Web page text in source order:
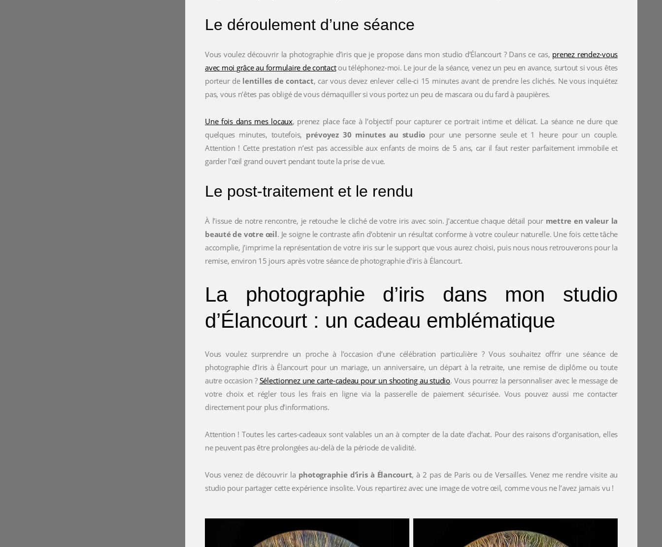
Le déroulement d’une séance
Vous voulez découvrir la photographie d’iris que je propose dans mon studio d’Élancourt ? Dans ce cas, prenez rendez-vous
avec moi grâce au formulaire de contactou téléphonez-moi. Le jour de la séance, venez un peu en avance, surtout si vous êtes
porteur de lentilles de contact, car vous devez enlever celle-ci 15 minutes avant de prendre les clichés. Ne vous inquiétez
pas, vous n’êtes pas obligé de vous démaquiller si vous portez un peu de mascara ou du fard à paupières.
Une fois dans mes locaux, prenez place face à l’objectif pour capturer ce portrait intime et délicat. La séance ne dure que
quelques minutes, toutefois, prévoyez 30 minutes au studio pour une personne seule et 1 heure pour un couple.
Attention ! Cette prestation n’est pas accessible aux enfants de moins de 5 ans, car il faut rester parfaitement immobile et
garder l’œil grand ouvert pendant toute la prise de vue.
Le post-traitement et le rendu
À l’issue de notre rencontre, je retouche le cliché de votre iris avec soin. J’accentue chaque détail pour mettre en valeur la
beauté de votre œil. Je soigne le contraste afin d’obtenir un résultat conforme à votre couleur naturelle. Une fois cette tâche
accomplie, j’imprime la représentation de votre iris sur le support que vous aurez choisi, puis nous nous retrouverons pour la
remise, environ 15 jours après votre séance de photographie d’iris à Élancourt.
La photographie d’iris dans mon studio
d’Élancourt : un cadeau emblématique
Vous voulez surprendre un proche à l’occasion d’une célébration particulière ? Vous souhaitez offrir une séance de
photographie d’Iris à Élancourt pour un mariage, un anniversaire, un départ à la retraite, une remise de diplôme ou toute
autre occasion ? Sélectionnez une carte-cadeau pour un shooting au studio. Vous pourrez la personnaliser avec le message de
votre choix et régler tous les frais en ligne via la passerelle de paiement sécurisée. Vous pouvez aussi me contacter
directement pour plus d’informations.
Attention ! Toutes les cartes-cadeaux sont valables un an à compter de la date d’achat. Pour des raisons d’organisation, elles
ne peuvent pas être prolongées au-delà de la période de validité.
Vous venez de découvrir la photographie d’iris à Élancourt, à 2 pas de Paris ou de Versailles. Venez me rendre visite au
studio pour partager cette expérience insolite. Vous repartirez avec une image de votre œil, comme vous ne l’avez jamais vu !